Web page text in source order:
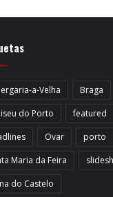
a-Velha
Braga
do Porto
featured
Ovar
porto
Maria da Feira
do Castelo